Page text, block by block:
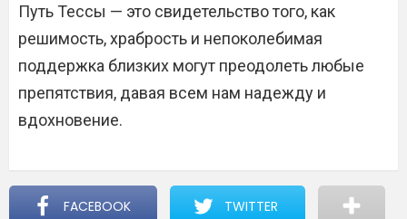
Путь Тессы — это свидетельство того, как
решимость, храбрость и непоколебимая
поддержка близких могут преодолеть любые
препятствия, давая всем нам надежду и
вдохновение.
FACEBOOK TWITTER